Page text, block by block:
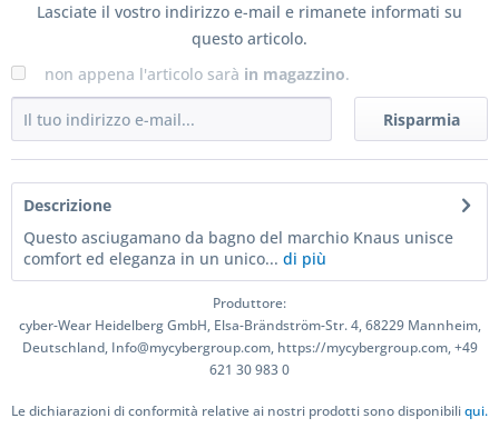
Lasciate il vostro indirizzo e-mail e rimanete informati su
questo articolo.
non appena l'articolo sarà in magazzino.
Risparmia
Descrizione
Questo asciugamano da bagno del marchio Knaus unisce
comfort ed eleganza in un unico... di più
Produttore:
cyber-Wear Heidelberg GmbH, Elsa-Brändström-Str. 4, 68229 Mannheim,
Deutschland, Info@mycybergroup.com, https://mycybergroup.com, +49
621 30 983 0
Le dichiarazioni di conformità relative ai nostri prodotti sono disponibiliqui.